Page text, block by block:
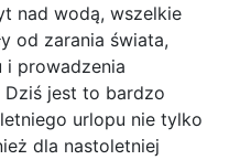
nad wodą, wszelkie
od zarania świata,
i prowadzenia
Dziś jest to bardzo
urlopu nie tylko
dla nastoletniej